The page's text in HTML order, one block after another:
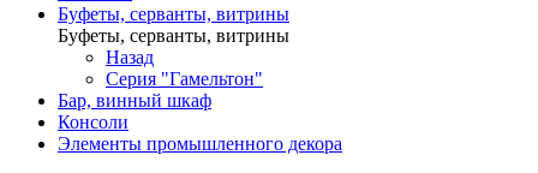
Буфеты, серванты, витрины
Буфеты, серванты, витрины
Назад
Серия "Гамельтон"
Бар, винный шкаф
Консоли
Элементы промышленного декора